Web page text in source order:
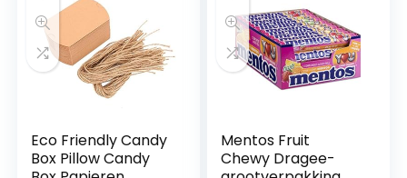
Eco Friendly Candy
Box Pillow Candy
Mentos Fruit
Chewy Dragee-